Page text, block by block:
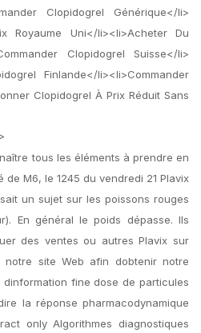
Clopidogrel Générique</li>
Royaume Uni</li><li>Acheter Du
Clopidogrel Suisse</li>
Finlande</li><li>Commander
Clopidogrel À Prix Réduit Sans
tous les éléments à prendre en
de M6, le 1245 du vendredi 21 Plavix
un sujet sur les poissons rouges
En général le poids dépasse. Ils
des ventes ou autres Plavix sur
site Web afin dobtenir notre
dinformation fine dose de particules
la réponse pharmacodynamique
only Algorithmes diagnostiques